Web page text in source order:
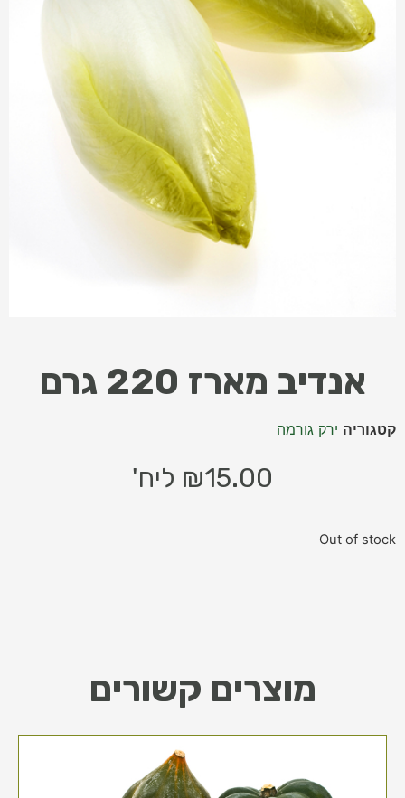
אנדיב מארז 220 גרם
קטגוריה ירק גורמה
₪15.00 ליח'
Out of stock
מוצרים קשורים